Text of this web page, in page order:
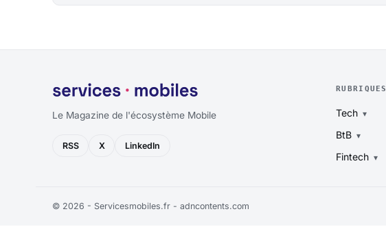
Le Magazine de l'écosystème Mobile
RSS X LinkedIn
RUBRIQUES
Tech
BtB
Fintech
© 2026 - Servicesmobiles.fr - adncontents.com